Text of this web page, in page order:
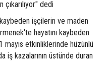
çıkarılıyor" dedi
işçilerin ve maden
hayatını kaybeden
mayıs etkinliklerinde hüzünlü
iş kazalarının üstünde duran